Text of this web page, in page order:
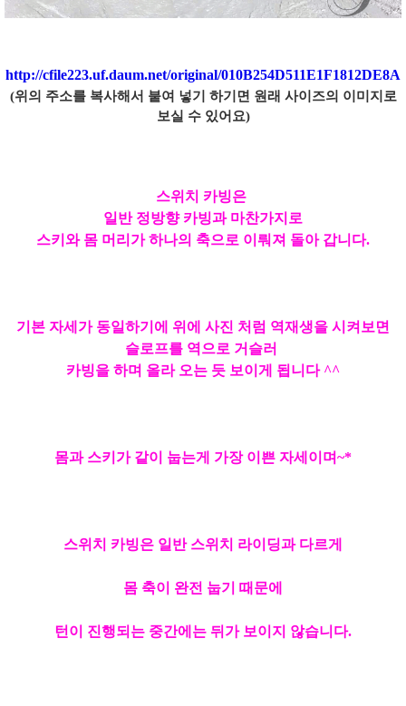
http://cfile223.uf.daum.net/original/010B254D511E1F1812DE8A
(위의 주소를 복사해서 붙여 넣기 하기면 원래 사이즈의 이미지로
보실 수 있어요)
스위치 카빙은
일반 정방향 카빙과 마찬가지로
스키와 몸 머리가 하나의 축으로 이뤄져 돌아 갑니다.
기본 자세가 동일하기에 위에 사진 처럼 역재생을 시켜보면
슬로프를 역으로 거슬러
카빙을 하며 올라 오는 듯 보이게 됩니다 ^^
몸과 스키가 같이 눕는게 가장 이쁜 자세이며~*
스위치 카빙은 일반 스위치 라이딩과 다르게
몸 축이 완전 눕기 때문에
턴이 진행되는 중간에는 뒤가 보이지 않습니다.